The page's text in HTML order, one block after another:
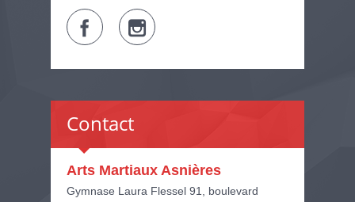
Contact
Arts Martiaux Asnières
Gymnase Laura Flessel 91, boulevard